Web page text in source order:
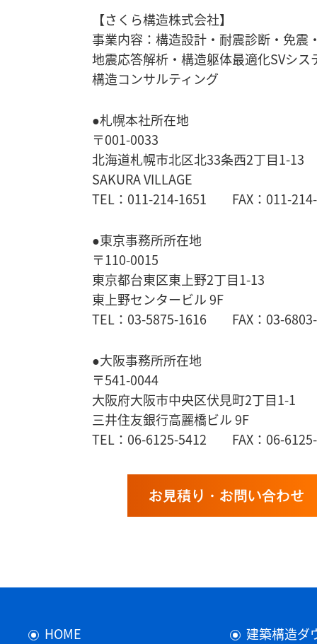
【さくら構造株式会社】
事業内容：構造設計・耐震診断・免震
地震応答解析・ 構造躯体最適化SVシス
構造コンサルティング
●札幌本社所在地
〒001-0033
北海道札幌市北区北33条西2丁目1-13
SAKURA VILLAGE
TEL：011-214-1651 FAX：011-
●東京事務所所在地
〒110-0015
東京都台東区東上野2丁目1-13
東上野センタービル 9F
TEL：03-5875-1616 FAX：03-
●大阪事務所所在地
〒541-0044
大阪府大阪市中央区伏見町2丁目1-1
三井住友銀行高麗橋ビル 9F
TEL：06-6125-5412 FAX：06-
お見積り・お問い合わせ
HOME
建築構造ダ